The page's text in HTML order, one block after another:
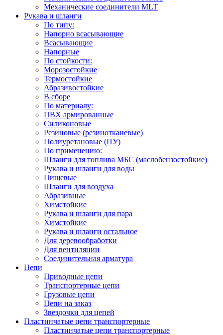
Механические соединители MLT
Рукава и шланги
По типу:
Напорно всасывающие
Всасывающие
Напорные
По стойкости:
Морозостойкие
Термостойкие
Абразивостойкие
В сборе
По материалу:
ПВХ армированные
Силиконовые
Резиновые (резинотканевые)
Полиуретановые (ПУ)
По применению:
Шланги для топлива МБС (маслобензостойкие)
Рукава и шланги для воды
Пищевые
Шланги для воздуха
Абразивные
Химстойкие
Рукава и шланги для пара
Химстойкие
Рукава и шланги остальное
Для деревообработки
Для вентиляции
Соединительная арматура
Цепи
Приводные цепи
Транспортерные цепи
Грузовые цепи
Цепи на заказ
Звездочки для цепей
Пластинчатые цепи транспортерные
Пластинчатые цепи транспортерные